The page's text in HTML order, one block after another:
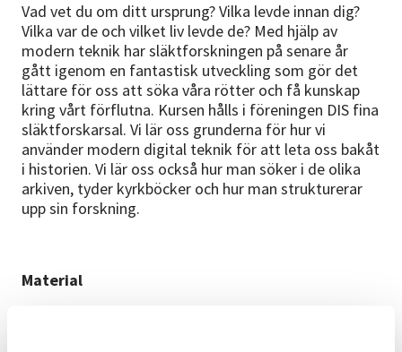
Vad vet du om ditt ursprung? Vilka levde innan dig?
Vilka var de och vilket liv levde de? Med hjälp av
modern teknik har släktforskningen på senare år
gått igenom en fantastisk utveckling som gör det
lättare för oss att söka våra rötter och få kunskap
kring vårt förflutna. Kursen hålls i föreningen DIS fina
släktforskarsal. Vi lär oss grunderna för hur vi
använder modern digital teknik för att leta oss bakåt
i historien. Vi lär oss också hur man söker i de olika
arkiven, tyder kyrkböcker och hur man strukturerar
upp sin forskning.
Material